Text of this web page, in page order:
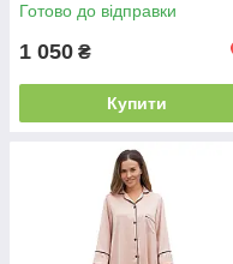
Готово до відправки
1 050 ₴
Купити